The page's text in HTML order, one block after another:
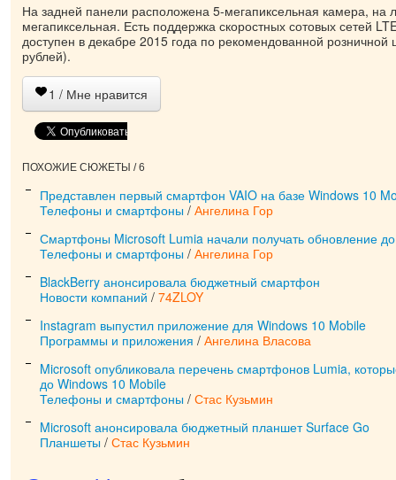
На задней панели расположена 5-мегапиксельная камера, на
мегапиксельная. Есть поддержка скоростных сотовых сетей
доступен в декабре 2015 года по рекомендованной
рублей).
1 / Мне нравится
ПОХОЖИЕ СЮЖЕТЫ / 6
Представлен первый смартфон VAIO на базе Windows 10
Телефоны и смартфоны / Ангелина Гор
Смартфоны Microsoft Lumia начали получать обновление
Телефоны и смартфоны / Ангелина Гор
BlackBerry анонсировала бюджетный смартфон
Новости компаний / 74ZLOY
Instagram выпустил приложение для Windows 10 Mobile
Программы и приложения / Ангелина Власова
Microsoft опубликовала перечень смартфонов Lumia,
до Windows 10 Mobile
Телефоны и смартфоны / Стас Кузьмин
Microsoft анонсировала бюджетный планшет Surface Go
Планшеты / Стас Кузьмин